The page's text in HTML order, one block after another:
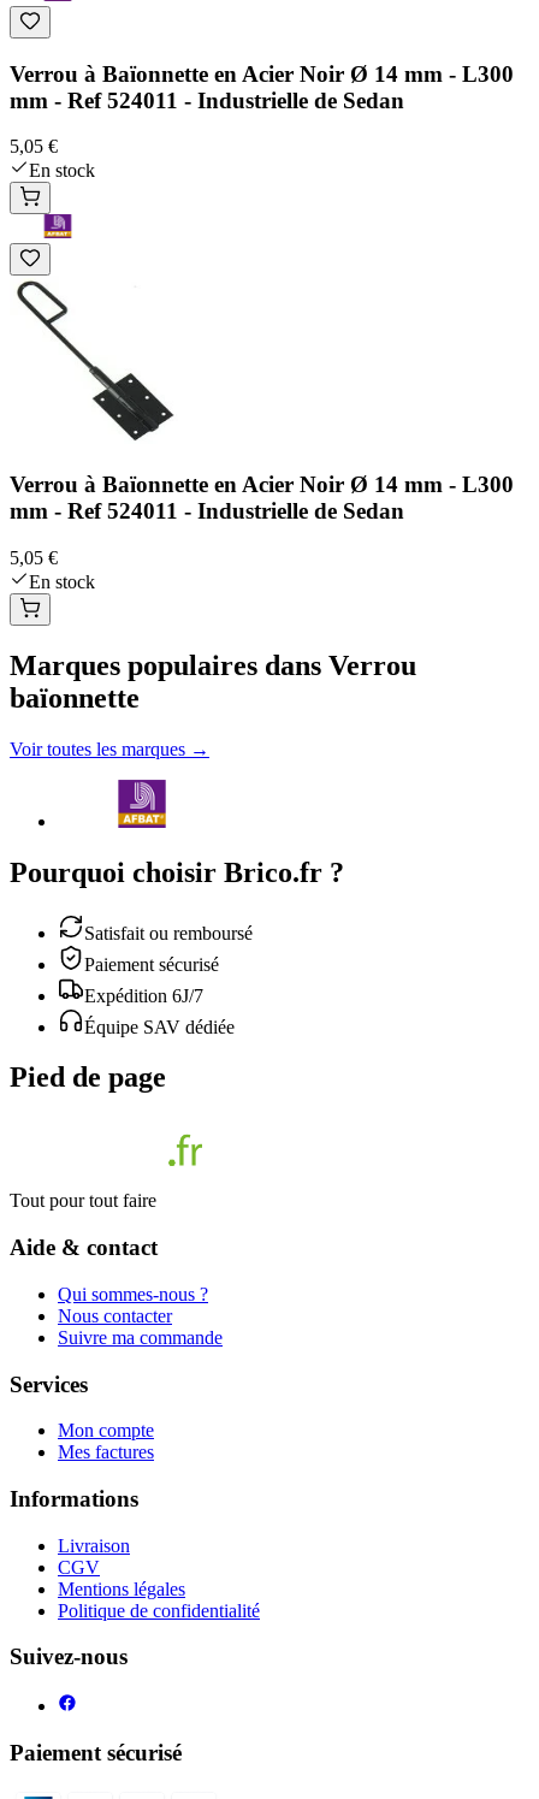
Verrou à Baïonnette en Acier Noir Ø 14 mm - L300
mm - Ref 524011 - Industrielle de Sedan
5,05 €
En stock
Verrou à Baïonnette en Acier Noir Ø 14 mm - L300
mm - Ref 524011 - Industrielle de Sedan
5,05 €
En stock
Marques populaires dans Verrou
baïonnette
Voir toutes les marques →
Pourquoi choisir Brico.fr ?
Satisfait ou remboursé
Paiement sécurisé
Expédition 6J/7
Équipe SAV dédiée
Pied de page
Tout pour tout faire
Aide & contact
Qui sommes-nous ?
Nous contacter
Suivre ma commande
Services
Mon compte
Mes factures
Informations
Livraison
CGV
Mentions légales
Politique de confidentialité
Suivez-nous
Paiement sécurisé